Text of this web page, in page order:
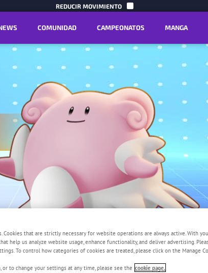
REDUCIR MOVIMIENTO
COMUNIDAD CAMPEONATOS MANGA
Cookies that are strictly necessary for website operations are always active. With
help us analyze website usage, enhance functionality, and deliver advertising.
To control how categories of cookies are treated, please click on the Manage
or to change your settings at any time, please see the cookie page.